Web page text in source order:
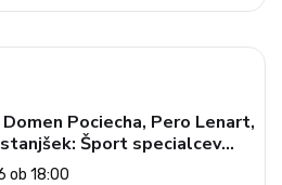
Pociecha, Pero Lenart,
Šport specialcev
6. 8. 2026)
ob 18:00